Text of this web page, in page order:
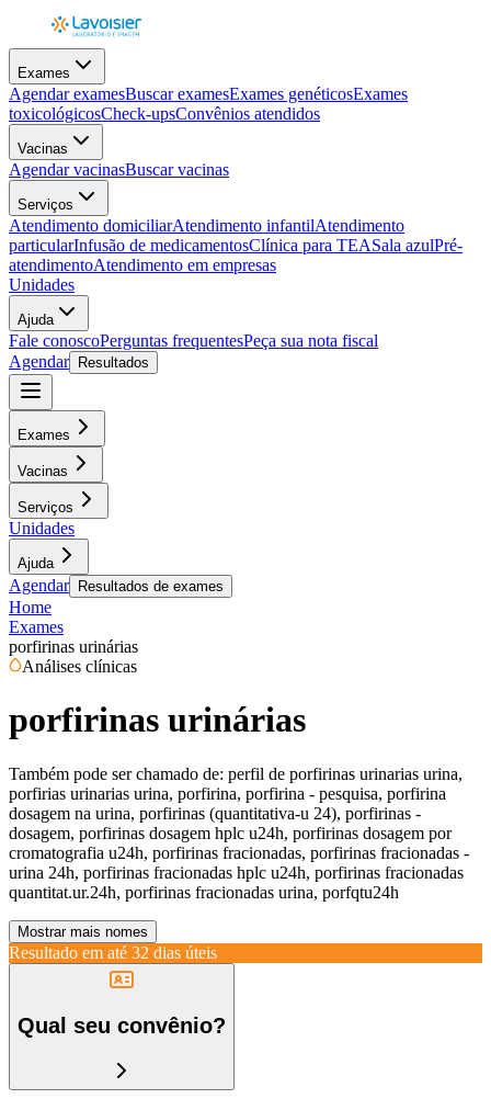
Exames
Agendar examesBuscar examesExames genéticosExames
toxicológicosCheck-upsConvênios atendidos
Vacinas
Agendar vacinasBuscar vacinas
Serviços
Atendimento domiciliarAtendimento infantilAtendimento
particularInfusão de medicamentosClínica para TEASala azulPré-
atendimentoAtendimento em empresas
Unidades
Ajuda
Fale conoscoPerguntas frequentesPeça sua nota fiscal
Agendar
Resultados
Exames
Vacinas
Serviços
Unidades
Ajuda
Agendar Resultados de exames
Home
Exames
porfirinas urinárias
Análises clínicas
porfirinas urinárias
Também pode ser chamado de: perfil de porfirinas urinarias urina,
porfirias urinarias urina, porfirina, porfirina - pesquisa, porfirina
dosagem na urina, porfirinas (quantitativa-u 24), porfirinas -
dosagem, porfirinas dosagem hplc u24h, porfirinas dosagem por
cromatografia u24h, porfirinas fracionadas, porfirinas fracionadas -
urina 24h, porfirinas fracionadas hplc u24h, porfirinas fracionadas
quantitat.ur.24h, porfirinas fracionadas urina, porfqtu24h
Mostrar mais nomes
Resultado em até 32 dias úteis
Qual seu convênio?